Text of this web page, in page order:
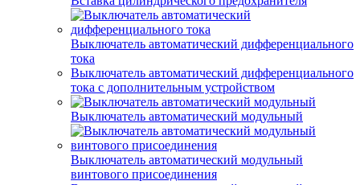
Выключатель автоматический дифференциального
тока
Выключатель автоматический дифференциального
тока с дополнительным устройством
Выключатель автоматический модульный
Выключатель автоматический модульный
винтового присоединения